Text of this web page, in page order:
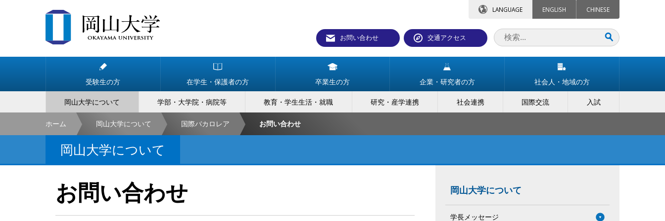
LANGUAGE ENGLISH CHINESE
お問い合わせ 交通アクセス
受験生の方 在学生・保護者の方 卒業生の方 企業・研究者の方 社会人・地域の方
岡山大学について 学部・大学院・病院等 教育・学生生活・就職 研究・産学連携 社会連携 国際交流 入試
ホーム 岡山大学について 国際バカロレア お問い合わせ
岡山大学について
お問い合わせ 岡山大学について
学長メッセージ